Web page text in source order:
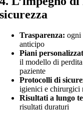
sicurezza
Trasparenza: ogni
anticipo
Piani
il modello di
paziente
Protocolli di
igienici e chirurgici
Risultati a lungo
risultati duraturi